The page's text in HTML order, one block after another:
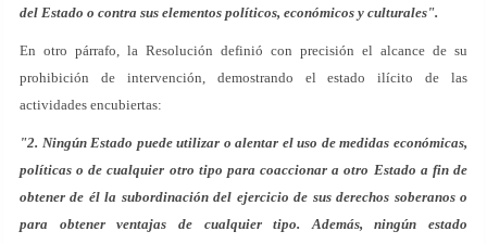
del Estado o contra sus elementos políticos, económicos y culturales".
En otro párrafo, la Resolución definió con precisión el alcance de su
prohibición de intervención, demostrando el estado ilícito de las
actividades encubiertas:
"2. Ningún Estado puede utilizar o alentar el uso de medidas económicas,
políticas o de cualquier otro tipo para coaccionar a otro Estado a fin de
obtener de él la subordinación del ejercicio de sus derechos soberanos o
para obtener ventajas de cualquier tipo. Además, ningún estado